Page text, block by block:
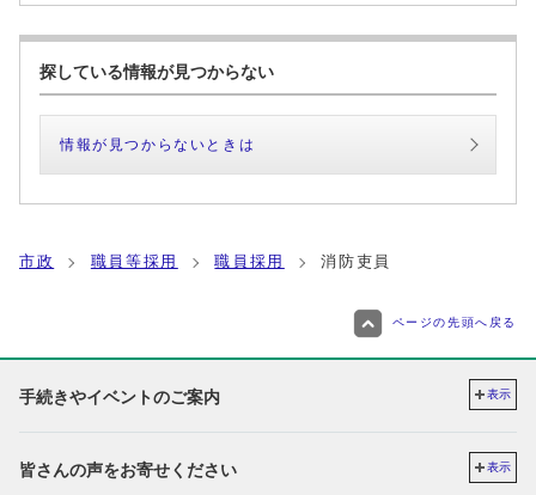
探している情報が見つからない
情報が見つからないときは
市政 職員等採用 職員採用 消防吏員
ページの先頭へ戻る
手続きやイベントのご案内 表示
皆さんの声をお寄せください 表示